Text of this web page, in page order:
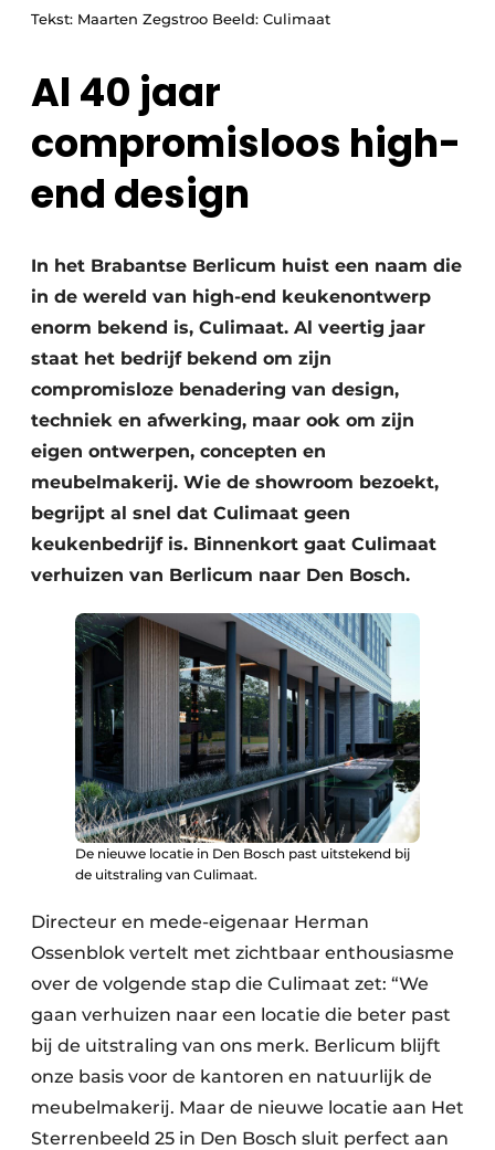
Vacature aanmelden
Video’s
Tekst: Maarten Zegstroo Beeld: Culimaat
Al 40 jaar
compromisloos high-
end design
In het Brabantse Berlicum huist een naam die
in de wereld van high-end keukenontwerp
enorm bekend is, Culimaat. Al veertig jaar
staat het bedrijf bekend om zijn
compromisloze benadering van design,
techniek en afwerking, maar ook om zijn
eigen ontwerpen, concepten en
meubelmakerij. Wie de showroom bezoekt,
begrijpt al snel dat Culimaat geen
keukenbedrijf is. Binnenkort gaat Culimaat
verhuizen van Berlicum naar Den Bosch.
De nieuwe locatie in Den Bosch past uitstekend bij
de uitstraling van Culimaat.
Directeur en mede-eigenaar Herman
Ossenblok vertelt met zichtbaar enthousiasme
over de volgende stap die Culimaat zet: “We
gaan verhuizen naar een locatie die beter past
bij de uitstraling van ons merk. Berlicum blijft
onze basis voor de kantoren en natuurlijk de
meubelmakerij. Maar de nieuwe locatie aan Het
Sterrenbeeld 25 in Den Bosch sluit perfect aan